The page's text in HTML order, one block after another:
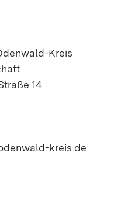
Kreis
14
kreis.de